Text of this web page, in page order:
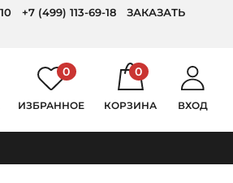
+7 (499) 113-69-18
ЗАКАЗАТЬ
0
ИЗБРАННОЕ
0
КОРЗИНА ВХОД